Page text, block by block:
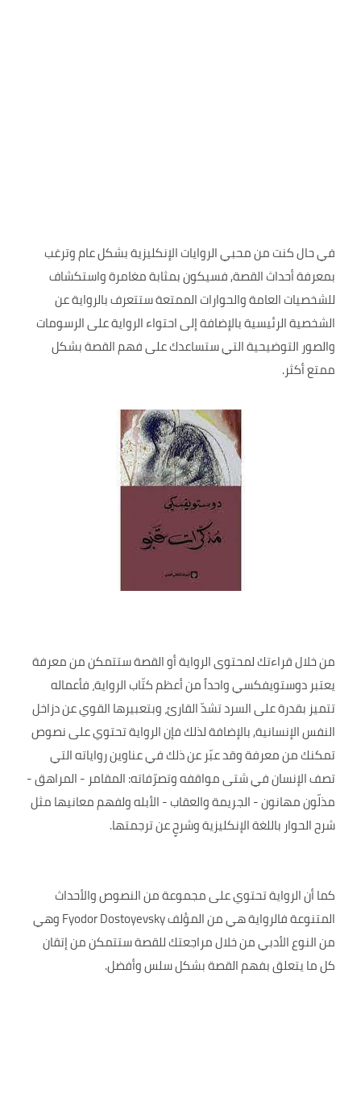
في حال كنت من محبي الروايات الإنكليزية بشكل عام وترغب
بمعرفة أحداث القصة, فسيكون بمثابة مغامرة واستكشاف
للشخصيات العامة والحوارات الممتعة ستتعرف بالرواية عن
الشخصية الرئيسية بالإضافة إلى احتواء الرواية على الرسومات
والصور التوضيحية التي ستساعدك على فهم القصة بشكل
ممتع أكثر.
من خلال قراءتك لمحتوى الرواية أو القصة ستتمكن من معرفة
يعتبر دوستويفكسي واحداً من أعظم كتّاب الرواية، فأعماله
تتميز بقدرة على السرد تشدّ القارئ، وبتعبيرها القوي عن دزاخل
النفس الإنسانية, بالإضافة لذلك فإن الرواية تحتوي على نصوص
تمكنك من معرفة وقد عبّر عن ذلك في عناوين رواياته التي
تصف الإنسان في شتى مواقفه وتصرّفاته: المقامر - المراهق -
مذلّون مهانون - الجريمة والعقاب - الأبله ولفهم معانيها مثل
شرح الحوار باللغة الإنكليزية وشرحٍ عن ترجمتها.
كما أن الرواية تحتوي على مجموعة من النصوص والأحداث
المتنوعة فالرواية هي من المؤلف Fyodor Dostoyevsky وهي
من النوع الأدبي من خلال مراجعتك للقصة ستتمكن من إتقان
كل ما يتعلق بفهم القصة بشكل سلس وأفضل.